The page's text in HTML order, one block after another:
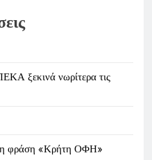
ξεκινά νωρίτερα τις
η φράση «Κρήτη ΟΦΗ»